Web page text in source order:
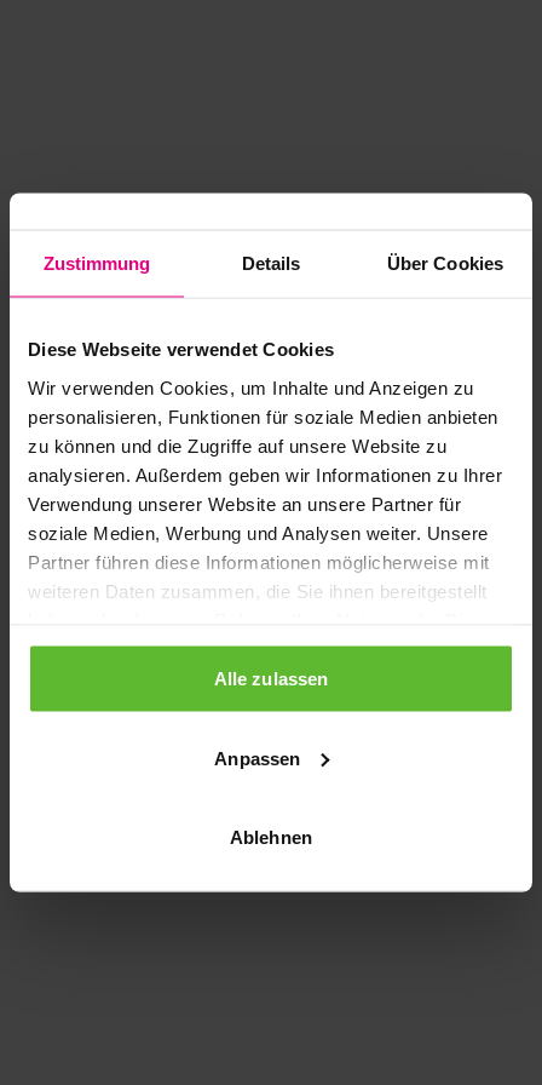
Zustimmung Details Über Cookies
Diese Webseite verwendet Cookies
Wir verwenden Cookies, um Inhalte und Anzeigen zu
personalisieren, Funktionen für soziale Medien anbieten
zu können und die Zugriffe auf unsere Website zu
analysieren. Außerdem geben wir Informationen zu Ihrer
Verwendung unserer Website an unsere Partner für
soziale Medien, Werbung und Analysen weiter. Unsere
Partner führen diese Informationen möglicherweise mit
weiteren Daten zusammen, die Sie ihnen bereitgestellt
gesammelt haben.
Alle zulassen
Anpassen
Ablehnen
Application error: a client-side exception has occurred
loading www.kurzwego.de (see the browser console for more
information).